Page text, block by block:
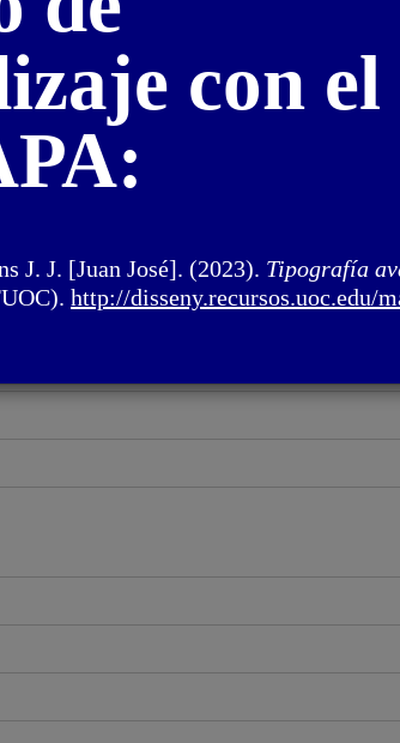
con el
J. J. [Juan José]. (2023). Tipografía
http://disseny.recursos.uoc.edu/